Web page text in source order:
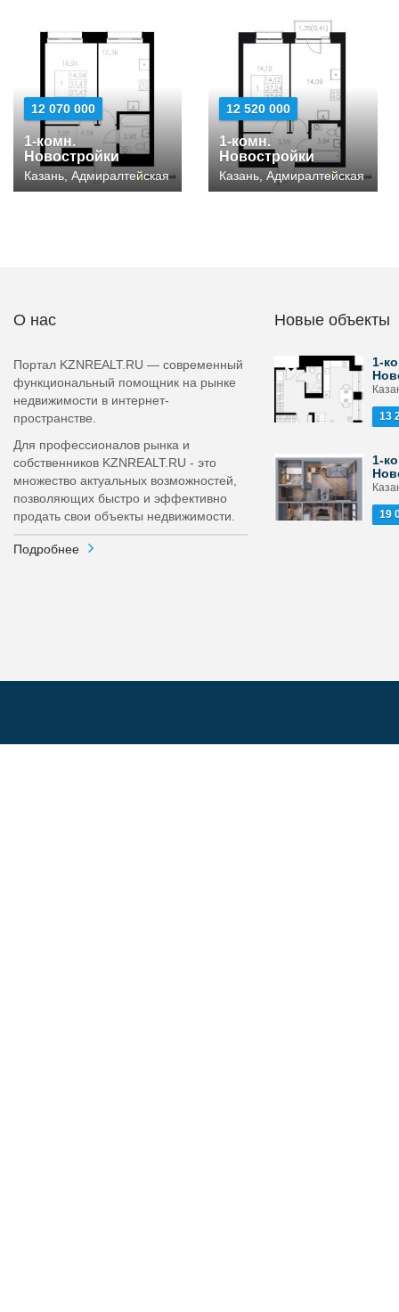
12 070 000
1-комн.
Новостройки
Казань, Адмиралтейская
12 520 000
1-комн.
Новостройки
Казань, Адмиралтейская
О нас
Портал KZNREALT.RU — современный
функциональный помощник на рынке
недвижимости в интернет-
пространстве.
Для профессионалов рынка и
собственников KZNREALT.RU - это
множество актуальных возможностей,
позволяющих быстро и эффективно
продать свои объекты недвижимости.
Подробнее
Новые объекты
1-
13
1-
19